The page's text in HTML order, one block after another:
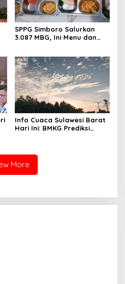
SPPG Simboro Salurkan
3.087 MBG, Ini Menu dan
Info Cuaca Sulawesi Barat
Hari Ini: BMKG Prediksi
More